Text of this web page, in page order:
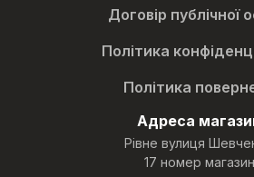
Договір публічної
Політика
Політика
Адреса
Рівне вулиця
17 номер